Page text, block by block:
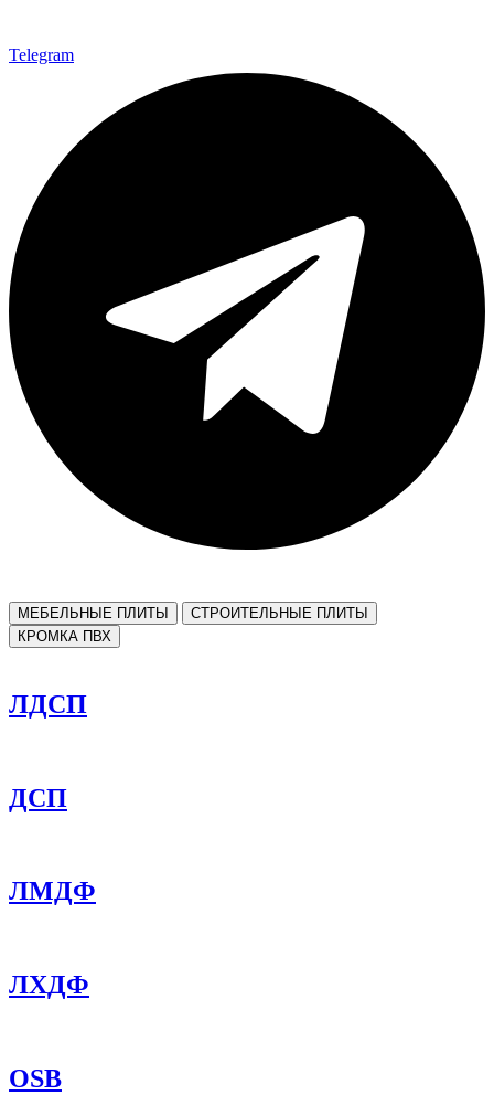
Telegram
МЕБЕЛЬНЫЕ ПЛИТЫ
СТРОИТЕЛЬНЫЕ ПЛИТЫ
КРОМКА ПВХ
ЛДСП
ДСП
ЛМДФ
ЛХДФ
OSB